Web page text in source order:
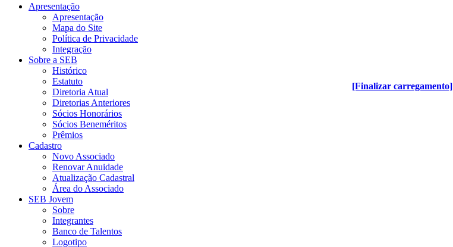
[Finalizar carregamento]
Apresentação
Apresentação
Mapa do Site
Política de Privacidade
Integração
Sobre a SEB
Histórico
Estatuto
Diretoria Atual
Diretorias Anteriores
Sócios Honorários
Sócios Beneméritos
Prêmios
Cadastro
Novo Associado
Renovar Anuidade
Atualização Cadastral
Área do Associado
SEB Jovem
Sobre
Integrantes
Banco de Talentos
Logotipo